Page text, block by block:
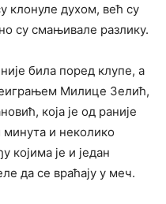
клонуле духом, већ су
су смањивале разлику.
била поред клупе, а
Милице Зелић,
која је од раније
и неколико
којима је и један
да се враћају у меч.